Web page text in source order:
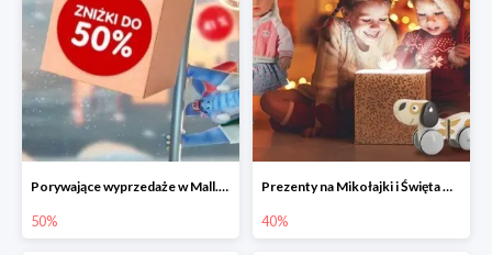
Porywające wyprzedaże w Mall.pl do -50%
50%
Prezenty na Mikołajki i Święta w Mall.pl do -40%
40%